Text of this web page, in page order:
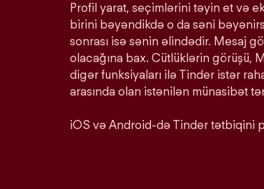
Profil yarat, seçimlərini təyin et və
birini bəyəndikdə o da səni
sonrası isə sənin əlindədir. Mesaj
olacağına bax. Cütlüklərin görüşü,
digər funksiyaları ilə Tinder istər
arasında olan istənilən münasibət
iOS və Android-də Tinder tətbiqini